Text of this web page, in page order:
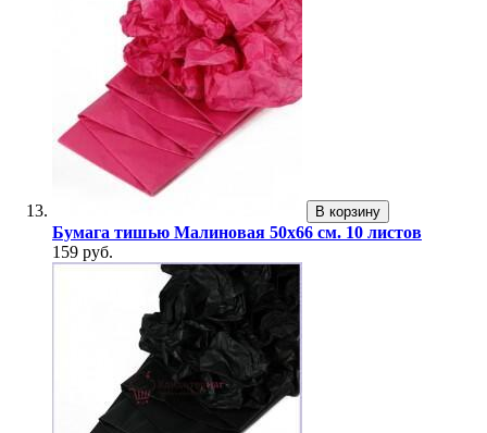
В корзину
Бумага тишью Малиновая 50x66 см. 10 листов
159 руб.